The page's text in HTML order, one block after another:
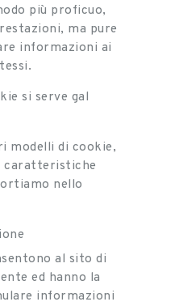
più proficuo,
ma pure
informazioni ai
si serve gal
modelli di cookie,
caratteristiche
nello
al sito di
ed hanno la
informazioni